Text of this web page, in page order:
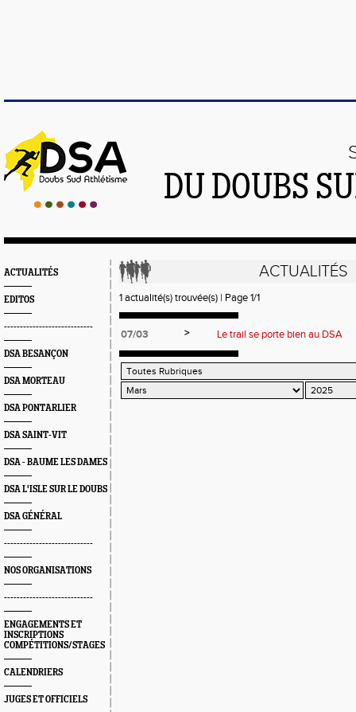
DU DOUBS
ACTUALITÉS
EDITOS
----------------------------
DSA BESANÇON
DSA MORTEAU
DSA PONTARLIER
DSA SAINT-VIT
DSA - BAUME LES DAMES
DSA L'ISLE SUR LE DOUBS
DSA GÉNÉRAL
----------------------------
NOS ORGANISATIONS
----------------------------
ENGAGEMENTS ET
INSCRIPTIONS
COMPÉTITIONS/STAGES
CALENDRIERS
JUGES ET OFFICIELS
ACTUALITÉS
1 actualité(s) trouvée(s) | Page 1/1
07/03 > Le trail se porte bien au DSA